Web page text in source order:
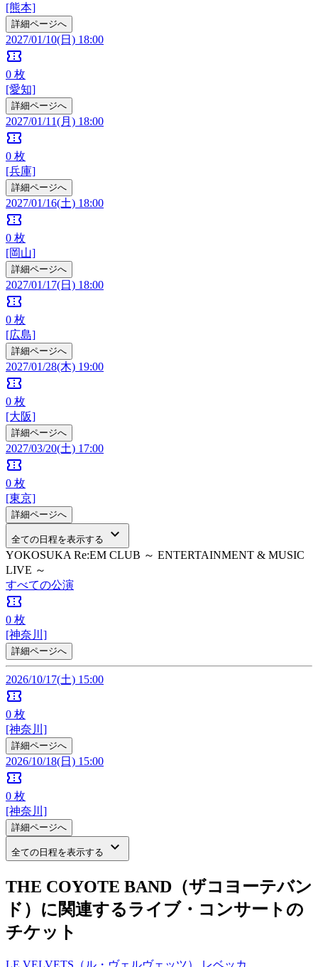
[熊本]
詳細ページへ
2027/01/10(日) 18:00
confirmation_number
0 枚
[愛知]
詳細ページへ
2027/01/11(月) 18:00
confirmation_number
0 枚
[兵庫]
詳細ページへ
2027/01/16(土) 18:00
confirmation_number
0 枚
[岡山]
詳細ページへ
2027/01/17(日) 18:00
confirmation_number
0 枚
[広島]
詳細ページへ
2027/01/28(木) 19:00
confirmation_number
0 枚
[大阪]
詳細ページへ
2027/03/20(土) 17:00
confirmation_number
0 枚
[東京]
詳細ページへ
全ての日程を表示する keyboard_arrow_down
YOKOSUKA Re:EM CLUB ～ ENTERTAINMENT & MUSIC
LIVE ～
すべての公演
confirmation_number
0 枚
[神奈川]
詳細ページへ
2026/10/17(土) 15:00
confirmation_number
0 枚
[神奈川]
詳細ページへ
2026/10/18(日) 15:00
confirmation_number
0 枚
[神奈川]
詳細ページへ
全ての日程を表示する keyboard_arrow_down
THE COYOTE BAND（ザコヨーテバン
ド）に関連するライブ・コンサートの
チケット
LE VELVETS（ル・ヴェルヴェッツ） レベッカ